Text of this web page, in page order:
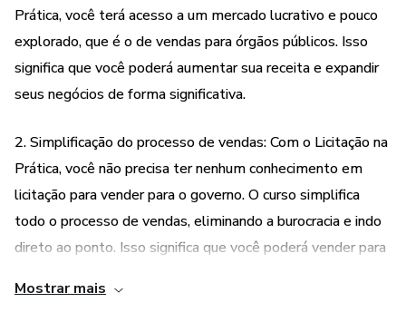
Prática, você terá acesso a um mercado lucrativo e pouco
explorado, que é o de vendas para órgãos públicos. Isso
significa que você poderá aumentar sua receita e expandir
seus negócios de forma significativa.
2. Simplificação do processo de vendas: Com o Licitação na
Prática, você não precisa ter nenhum conhecimento em
licitação para vender para o governo. O curso simplifica
todo o processo de vendas, eliminando a burocracia e indo
direto ao ponto. Isso significa que você poderá vender para
Mostrar mais